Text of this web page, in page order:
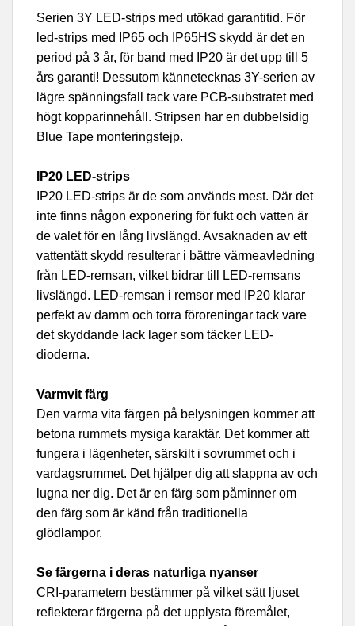
Serien 3Y LED-strips med utökad garantitid. För
led-strips med IP65 och IP65HS skydd är det en
period på 3 år, för band med IP20 är det upp till 5
års garanti! Dessutom kännetecknas 3Y-serien av
lägre spänningsfall tack vare PCB-substratet med
högt kopparinnehåll. Stripsen har en dubbelsidig
Blue Tape monteringstejp.
IP20 LED-strips
IP20 LED-strips är de som används mest. Där det
inte finns någon exponering för fukt och vatten är
de valet för en lång livslängd. Avsaknaden av ett
vattentätt skydd resulterar i bättre värmeavledning
från LED-remsan, vilket bidrar till LED-remsans
livslängd. LED-remsan i remsor med IP20 klarar
perfekt av damm och torra föroreningar tack vare
det skyddande lack lager som täcker LED-
dioderna.
Varmvit färg
Den varma vita färgen på belysningen kommer att
betona rummets mysiga karaktär. Det kommer att
fungera i lägenheter, särskilt i sovrummet och i
vardagsrummet. Det hjälper dig att slappna av och
lugna ner dig. Det är en färg som påminner om
den färg som är känd från traditionella
glödlampor.
Se färgerna i deras naturliga nyanser
CRI-parametern bestämmer på vilket sätt ljuset
reflekterar färgerna på det upplysta föremålet,